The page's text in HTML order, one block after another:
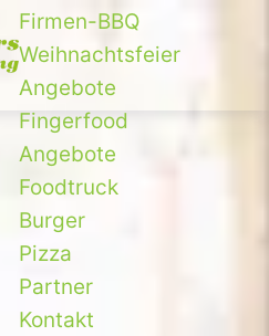
Firmen-BBQ
Weihnachtsfeier
Angebote
Fingerfood
Angebote
Foodtruck
Burger
Pizza
Partner
Kontakt